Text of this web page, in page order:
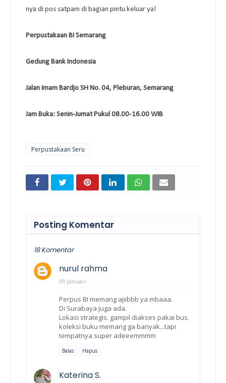
nya di pos satpam di bagian pintu keluar ya!
Perpustakaan BI Semarang
Gedung Bank Indonesia
Jalan Imam Bardjo SH No. 04, Pleburan, Semarang
Jam Buka: Senin-Jumat Pukul 08.00-16.00 WIB
Perpustakaan Seru
Posting Komentar
18 Komentar
nurul rahma
09 Januari
Perpus BI memang ajiibbb ya mbaaa.
Di Surabaya juga ada.
Lokasi strategis. gampil diakses pakai bus.
koleksi buku memang ga banyak...tapi
tempatnya super adeeemmmm
Balas Hapus
Katerina S.